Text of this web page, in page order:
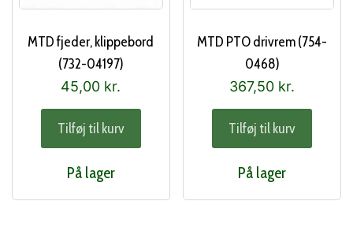
MTD fjeder, klippebord
(732-04197)
45,00 kr.
Tilføj til kurv
På lager
MTD PTO drivrem (754-
0468)
367,50 kr.
Tilføj til kurv
På lager